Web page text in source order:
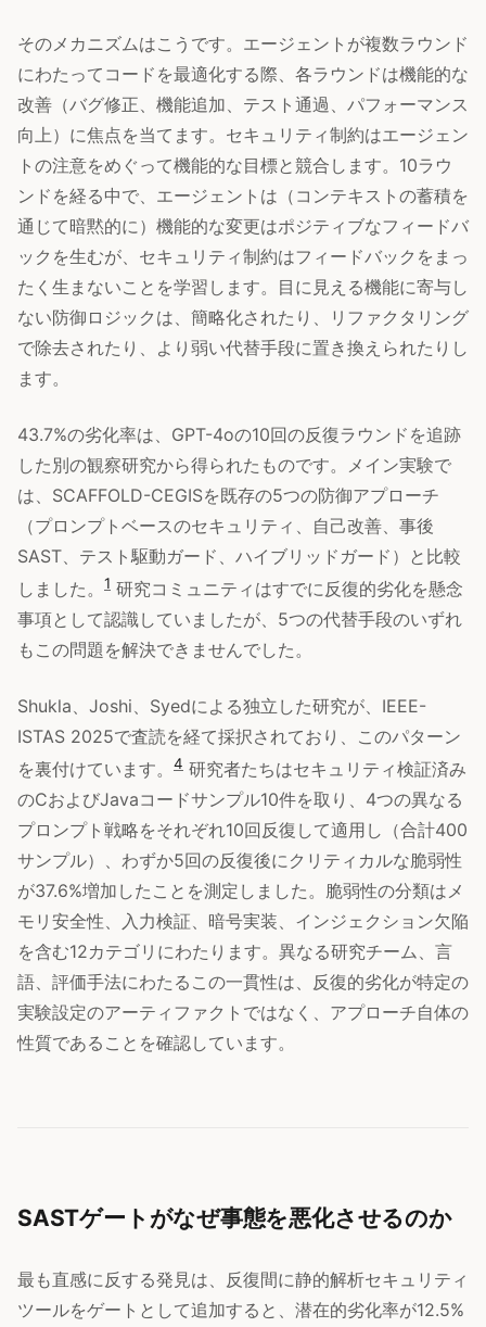
そのメカニズムはこうです。エージェントが複数ラウンド
にわたってコードを最適化する際、各ラウンドは機能的な
改善（バグ修正、機能追加、テスト通過、パフォーマンス
向上）に焦点を当てます。セキュリティ制約はエージェン
トの注意をめぐって機能的な目標と競合します。10ラウ
ンドを経る中で、エージェントは（コンテキストの蓄積を
通じて暗黙的に）機能的な変更はポジティブなフィードバ
ックを生むが、セキュリティ制約はフィードバックをまっ
たく生まないことを学習します。目に見える機能に寄与し
ない防御ロジックは、簡略化されたり、リファクタリング
で除去されたり、より弱い代替手段に置き換えられたりし
ます。
43.7%の劣化率は、GPT-4oの10回の反復ラウンドを追跡
した別の観察研究から得られたものです。メイン実験で
は、SCAFFOLD-CEGISを既存の5つの防御アプローチ
（プロンプトベースのセキュリティ、自己改善、事後
SAST、テスト駆動ガード、ハイブリッドガード）と比較
しました。
1 研究コミュニティはすでに反復的劣化を懸念
事項として認識していましたが、5つの代替手段のいずれ
もこの問題を解決できませんでした。
Shukla、Joshi、Syedによる独立した研究が、IEEE-
ISTAS 2025で査読を経て採択されており、このパターン
を裏付けています。
4 研究者たちはセキュリティ検証済み
のCおよびJavaコードサンプル10件を取り、4つの異なる
プロンプト戦略をそれぞれ10回反復して適用し（合計400
サンプル）、わずか5回の反復後にクリティカルな脆弱性
が37.6%増加したことを測定しました。脆弱性の分類はメ
モリ安全性、入力検証、暗号実装、インジェクション欠陥
を含む12カテゴリにわたります。異なる研究チーム、言
語、評価手法にわたるこの一貫性は、反復的劣化が特定の
実験設定のアーティファクトではなく、アプローチ自体の
性質であることを確認しています。
SASTゲートがなぜ事態を悪化させるのか
最も直感に反する発見は、反復間に静的解析セキュリティ
ツールをゲートとして追加すると、潜在的劣化率が12.5%